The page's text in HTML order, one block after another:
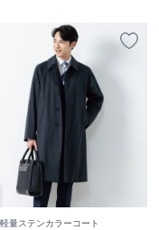
量ステンカラーコート